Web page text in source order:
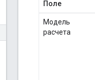
Поле
Модель
расчета